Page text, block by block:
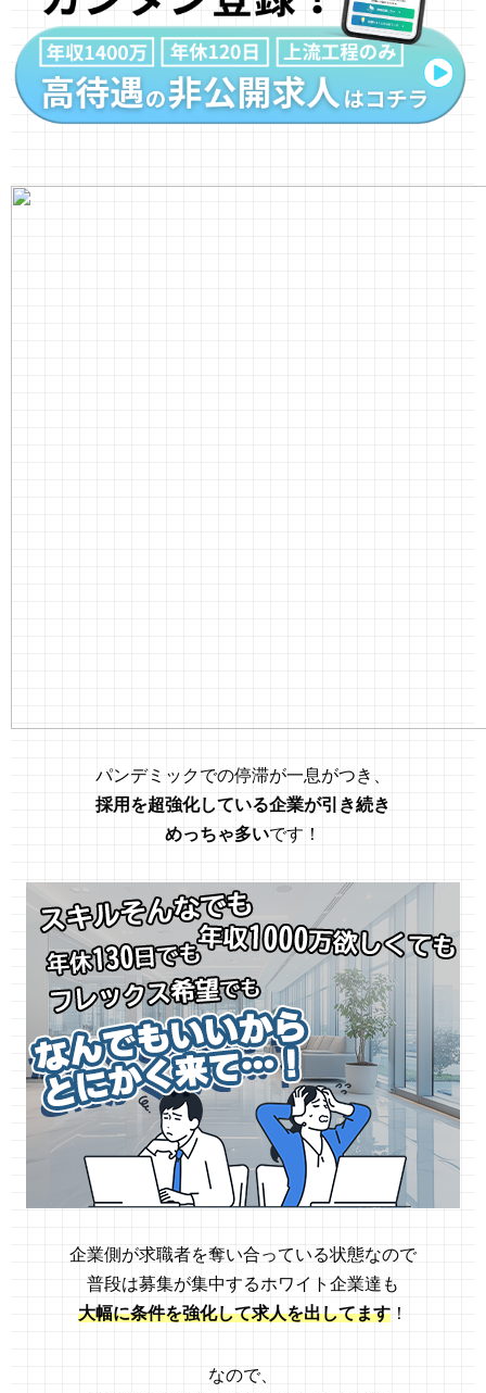
パンデミックでの停滞が一息がつき、
採用を超強化している企業が引き続き
めっちゃ多いです！
企業側が求職者を奪い合っている状態なので
普段は募集が集中するホワイト企業達も
大幅に条件を強化して求人を出してます ！
なので、